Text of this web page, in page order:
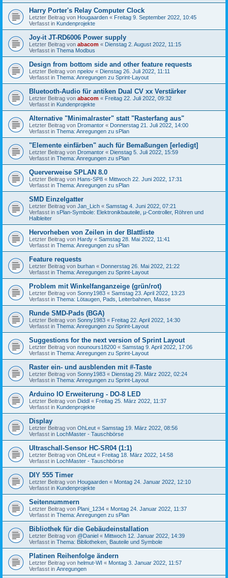
Harry Porter's Relay Computer Clock
Letzter Beitrag von Hougaarden « Freitag 9. September 2022, 10:45
Verfasst in Kundenprojekte
Joy-it JT-RD6006 Power supply
Letzter Beitrag von abacom « Dienstag 2. August 2022, 11:15
Verfasst in Thema Modbus
Design from bottom side and other feature requests
Letzter Beitrag von npelov « Dienstag 26. Juli 2022, 11:11
Verfasst in Thema: Anregungen zu Sprint-Layout
Bluetooth-Audio für antiken Dual CV xx Verstärker
Letzter Beitrag von abacom « Freitag 22. Juli 2022, 09:32
Verfasst in Kundenprojekte
Alternative "Minimalraster" statt "Rasterfang aus"
Letzter Beitrag von Dromantor « Donnerstag 21. Juli 2022, 14:00
Verfasst in Thema: Anregungen zu sPlan
"Elemente einfärben" auch für Bemaßungen [erledigt]
Letzter Beitrag von Dromantor « Dienstag 5. Juli 2022, 15:59
Verfasst in Thema: Anregungen zu sPlan
Querverweise SPLAN 8.0
Letzter Beitrag von Hans-SP8 « Mittwoch 22. Juni 2022, 17:31
Verfasst in Thema: Anregungen zu sPlan
SMD Einzelgatter
Letzter Beitrag von Jan_Lich « Samstag 4. Juni 2022, 07:21
Verfasst in sPlan-Symbole: Elektronikbauteile, µ-Controller, Röhren und
Halbleiter
Hervorheben von Zeilen in der Blattliste
Letzter Beitrag von Hardy « Samstag 28. Mai 2022, 11:41
Verfasst in Thema: Anregungen zu sPlan
Feature requests
Letzter Beitrag von burhan « Donnerstag 26. Mai 2022, 21:22
Verfasst in Thema: Anregungen zu Sprint-Layout
Problem mit Winkelfanganzeige (grün/rot)
Letzter Beitrag von Sonny1983 « Samstag 23. April 2022, 13:23
Verfasst in Thema: Lötaugen, Pads, Leiterbahnen, Masse
Runde SMD-Pads (BGA)
Letzter Beitrag von Sonny1983 « Freitag 22. April 2022, 14:30
Verfasst in Thema: Anregungen zu Sprint-Layout
Suggestions for the next version of Sprint Layout
Letzter Beitrag von nounours18200 « Samstag 9. April 2022, 17:06
Verfasst in Thema: Anregungen zu Sprint-Layout
Raster ein- und ausblenden mit #-Taste
Letzter Beitrag von Sonny1983 « Dienstag 29. März 2022, 02:24
Verfasst in Thema: Anregungen zu Sprint-Layout
Arduino IO Erweiterung - DO-8 LED
Letzter Beitrag von Diddl « Freitag 25. März 2022, 11:37
Verfasst in Kundenprojekte
Display
Letzter Beitrag von OhLeut « Samstag 19. März 2022, 08:56
Verfasst in LochMaster - Tauschbörse
Ultraschall-Sensor HC-SR04 (1:1)
Letzter Beitrag von OhLeut « Freitag 18. März 2022, 14:58
Verfasst in LochMaster - Tauschbörse
DIY 555 Timer
Letzter Beitrag von Hougaarden « Montag 24. Januar 2022, 12:10
Verfasst in Kundenprojekte
Seitennummern
Letzter Beitrag von Plani_1234 « Montag 24. Januar 2022, 11:37
Verfasst in Thema: Anregungen zu sPlan
Bibliothek für die Gebäudeinstallation
Letzter Beitrag von @Daniel « Mittwoch 12. Januar 2022, 14:39
Verfasst in Thema: Bibliotheken, Bauteile und Symbole
Platinen Reihenfolge ändern
Letzter Beitrag von helmut-WI « Montag 3. Januar 2022, 11:57
Verfasst in Anregungen